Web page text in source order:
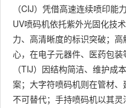
（CIJ）凭借高速连续喷印能
UV喷码机依托紫外光固化技
力、高清晰度的标识突破；
心，在电子元器件、医药包
（TIJ）因结构简洁、维护成
案；大字符喷码机则在管材
不可替代；手持喷码机以其